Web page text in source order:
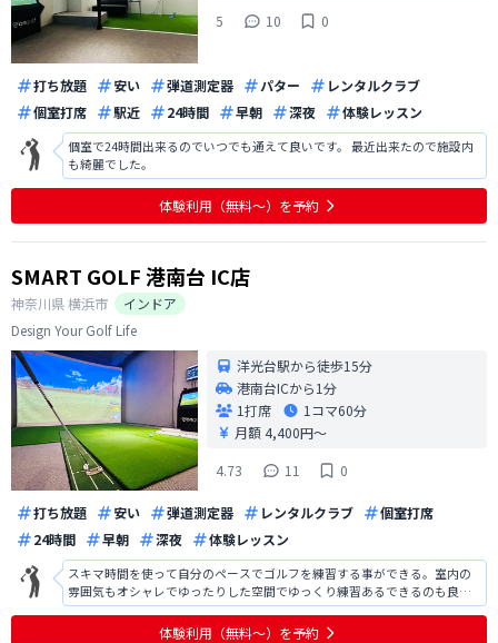
5
10 0
打ち放題 安い 弾道測定器 パター
レンタルクラブ
個室打席
駅近 24時間 早朝 深夜 体験レッスン
個室で24時間出来るのでいつでも通えて良いです。 最近出来たので施設内
も綺麗でした。
体験利用（無料〜）を予約
SMART GOLF 港南台 IC店
神奈川県横浜市
インドア
Design Your Golf Life
洋光台駅から徒歩15分
港南台ICから1分
1打席
1コマ60分
月額 4,400円〜
4.73
11 0
打ち放題 安い 弾道測定器 レンタルクラブ
個室打席
24時間
早朝 深夜 体験レッスン
スキマ時間を使って自分のペースでゴルフを練習する事ができる。室内の
雰囲気もオシャレでゆったりした空間でゆっくり練習あるできるのも良
い。
体験利用（無料〜）を予約